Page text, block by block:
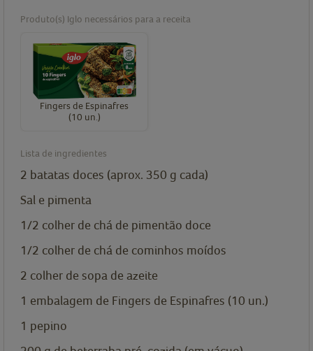
Produto(s) Iglo necessários para a receita
Fingers de Espinafres
(10 un.)
Lista de ingredientes
2 batatas doces (aprox. 350 g cada)
Sal e pimenta
1/2 colher de chá de pimentão doce
1/2 colher de chá de cominhos moídos
2 colher de sopa de azeite
1 embalagem de Fingers de Espinafres (10 un.)
1 pepino